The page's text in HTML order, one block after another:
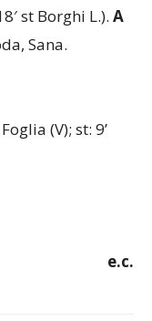
st Borghi L.). A
Sana.
(V); st: 9’
e.c.